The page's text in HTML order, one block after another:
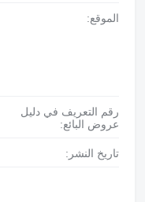
الموقع:
رقم التعريف في دليل
عروض البائع:
تاريخ النشر: